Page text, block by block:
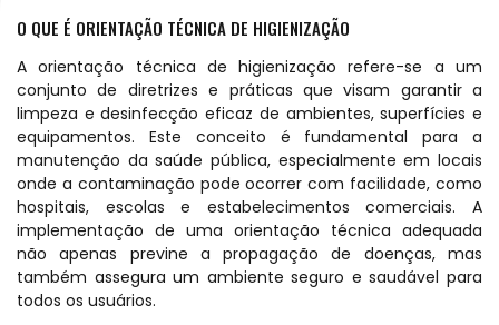
O QUE É ORIENTAÇÃO TÉCNICA DE HIGIENIZAÇÃO
A orientação técnica de higienização refere-se a um
conjunto de diretrizes e práticas que visam garantir a
limpeza e desinfecção eficaz de ambientes, superfícies e
equipamentos. Este conceito é fundamental para a
manutenção da saúde pública, especialmente em locais
onde a contaminação pode ocorrer com facilidade, como
hospitais, escolas e estabelecimentos comerciais. A
implementação de uma orientação técnica adequada
não apenas previne a propagação de doenças, mas
também assegura um ambiente seguro e saudável para
todos os usuários.